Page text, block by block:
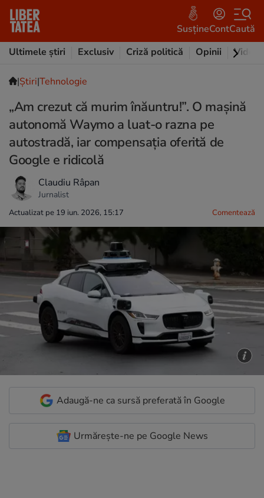
SusțineContCaută
Ultimele știri
Exclusiv Criză politică Opinii Video
|Ştiri|Tehnologie
„Am crezut că murim înăuntru!”. O mașină
autonomă Waymo a luat-o razna pe
autostradă, iar compensația oferită de
Google e ridicolă
Claudiu Râpan
Jurnalist
Actualizat pe 19 iun. 2026, 15:17 Comentează
Adaugă-ne ca sursă preferată în Google
Urmărește-ne pe Google News